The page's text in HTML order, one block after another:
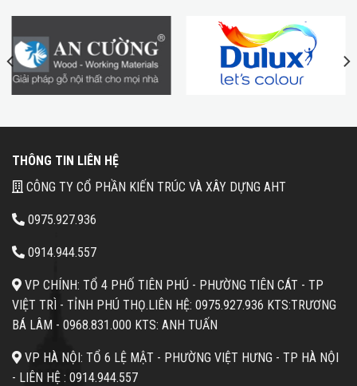
THÔNG TIN LIÊN HỆ
CÔNG TY CỔ PHẦN KIẾN TRÚC VÀ XÂY DỰNG AHT
0975.927.936
0914.944.557
VP CHÍNH: TỔ 4 PHỐ TIÊN PHÚ - PHƯỜNG TIÊN CÁT - TP
VIỆT TRÌ - TỈNH PHÚ THỌ.LIÊN HỆ: 0975.927.936 KTS:TRƯƠNG
BÁ LÂM - 0968.831.000 KTS: ANH TUẤN
VP HÀ NỘI: TỔ 6 LỆ MẬT - PHƯỜNG VIỆT HƯNG - TP HÀ NỘI
- LIÊN HỆ : 0914.944.557